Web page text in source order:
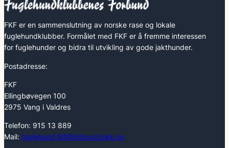
FKF er en sammenslutning av norske rase og lokale
fuglehundklubber. Formålet med FKF er å fremme interessen
for fuglehunder og bidra til utvikling av gode jakthunder.
Postadresse:
FKF
Ellingbøvegen 100
2975 Vang i Valdres
Telefon: 915 13 889
Mail: fuglehund.fkf@forbund.nkk.no